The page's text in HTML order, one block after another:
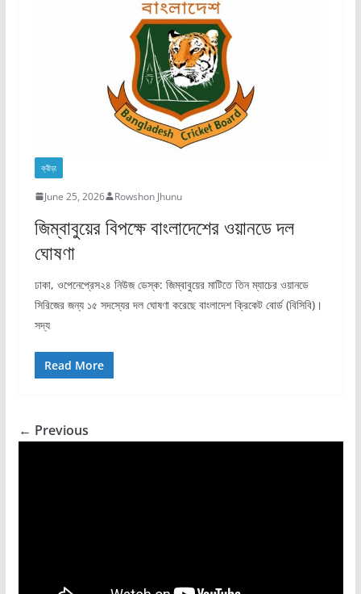
ক্রীড়া
June 25, 2026 Rowshon Jhunu
জিম্বাবুয়ের বিপক্ষে বাংলাদেশের ওয়ানডে দল
ঘোষণা
ঢাকা, ওপেনেপ্রেস২৪ নিউজ ডেস্ক: জিম্বাবুয়ের মাটিতে তিন ম্যাচের ওয়ানডে
সিরিজের জন্য ১৫ সদস্যের দল ঘোষণা করেছে বাংলাদেশ ক্রিকেট বোর্ড (বিসিবি)।
সদ্য
Read More
← Previous